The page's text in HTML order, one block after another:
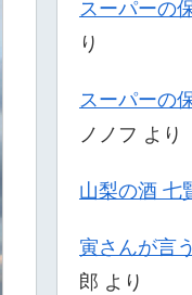
スーパーの
り
スーパーの
ノノフ より
山梨の酒 七
寅さんが言
郎 より